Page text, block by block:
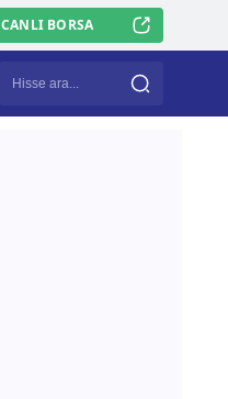
CANLI BORSA